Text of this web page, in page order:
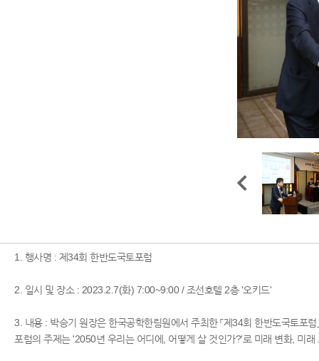
1. 행사명 : 제34회 한반도국토포럼
2. 일시 및 장소 : 2023.2.7(화) 7:00~9:00 / 조선호텔 2층 '오키드'
3. 내용 : 박승기 원장은 한국공학한림원에서 주최한 「제34회 한반도국토포
포럼의 주제는 '2050년 우리는 어디에, 어떻게 살 것인가?'로 미래 변화, 미